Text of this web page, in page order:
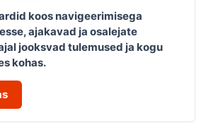
koos navigeerimisega
ajakavad ja osalejate
jooksvad tulemused ja kogu
kohas.